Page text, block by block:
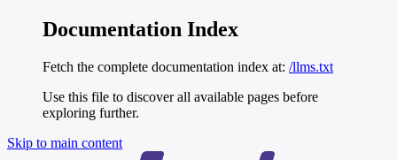
Documentation Index
Fetch the complete documentation index at: /llms.txt
Use this file to discover all available pages before
exploring further.
Skip to main content